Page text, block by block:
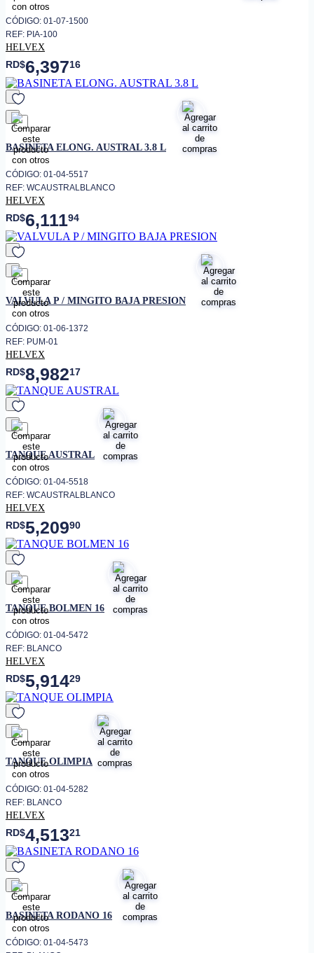
CÓDIGO: 01-07-1500
REF: PIA-100
HELVEX
RD$6,39716
favorito
BASINETA ELONG. AUSTRAL 3.8 L
CÓDIGO: 01-04-5517
REF: WCAUSTRALBLANCO
HELVEX
RD$6,11194
favorito
VALVULA P / MINGITO BAJA PRESION
CÓDIGO: 01-06-1372
REF: PUM-01
HELVEX
RD$8,98217
favorito
TANQUE AUSTRAL
CÓDIGO: 01-04-5518
REF: WCAUSTRALBLANCO
HELVEX
RD$5,20990
favorito
TANQUE BOLMEN 16
CÓDIGO: 01-04-5472
REF: BLANCO
HELVEX
RD$5,91429
favorito
TANQUE OLIMPIA
CÓDIGO: 01-04-5282
REF: BLANCO
HELVEX
RD$4,51321
favorito
BASINETA RODANO 16
CÓDIGO: 01-04-5473